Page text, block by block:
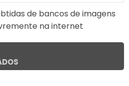
de bancos de imagens
na internet